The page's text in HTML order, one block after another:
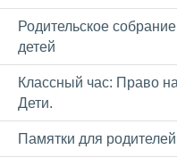
Родительское
детей
Классный час: Право
Дети.
Памятки для